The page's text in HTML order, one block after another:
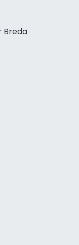
Breda